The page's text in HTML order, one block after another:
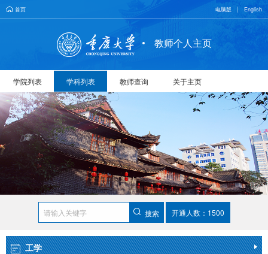
首页 电脑版 English
教师个人主页
学院列表 学科列表 教师查询 关于主页
搜索 开通人数：1500
工学